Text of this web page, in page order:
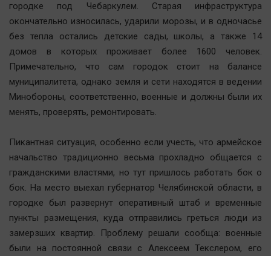
Происшествия
Культура
Курилка
Мнения
Спорт
Отраслевые темы
Hедвижимость
Образование
Автомобили
Банки
городке под Чебаркулем. Старая инфраструктура
окончательно износилась, ударили морозы, и в одночасье
без тепла остались детские сады, школы, а также 14
домов в которых проживает более 1600 человек.
Примечательно, что сам городок стоит на балансе
муниципалитета, однако земля и сети находятся в ведении
Минобороны, соответственно, военные и должны были их
менять, проверять, ремонтировать.
Пикантная ситуация, особенно если учесть, что армейское
начальство традиционно весьма прохладно общается с
гражданскими властями, но тут пришлось работать бок о
бок. На место выехал губернатор Челябинской области, в
городке был развернут оперативный штаб и временные
пункты размещения, куда отправились греться люди из
замерзших квартир. Проблему решали сообща: военные
были на постоянной связи с Алексеем Текслером, его